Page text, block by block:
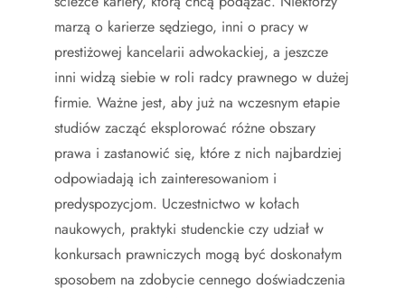
marzą o karierze sędziego, inni o pracy w
prestiżowej kancelarii adwokackiej, a jeszcze
inni widzą siebie w roli radcy prawnego w dużej
firmie. Ważne jest, aby już na wczesnym etapie
studiów zacząć eksplorować różne obszary
prawa i zastanowić się, które z nich najbardziej
odpowiadają ich zainteresowaniom i
predyspozycjom. Uczestnictwo w kołach
naukowych, praktyki studenckie czy udział w
konkursach prawniczych mogą być doskonałym
sposobem na zdobycie cennego doświadczenia